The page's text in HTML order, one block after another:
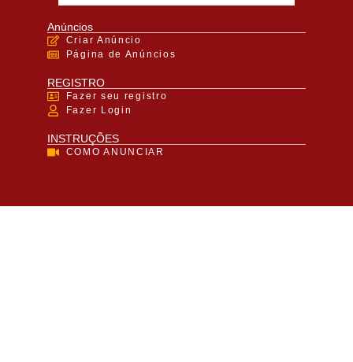
Anúncios
Criar Anúncio
Página de Anúncios
REGISTRO
Fazer seu registro
Fazer Login
INSTRUÇÕES
COMO ANUNCIAR